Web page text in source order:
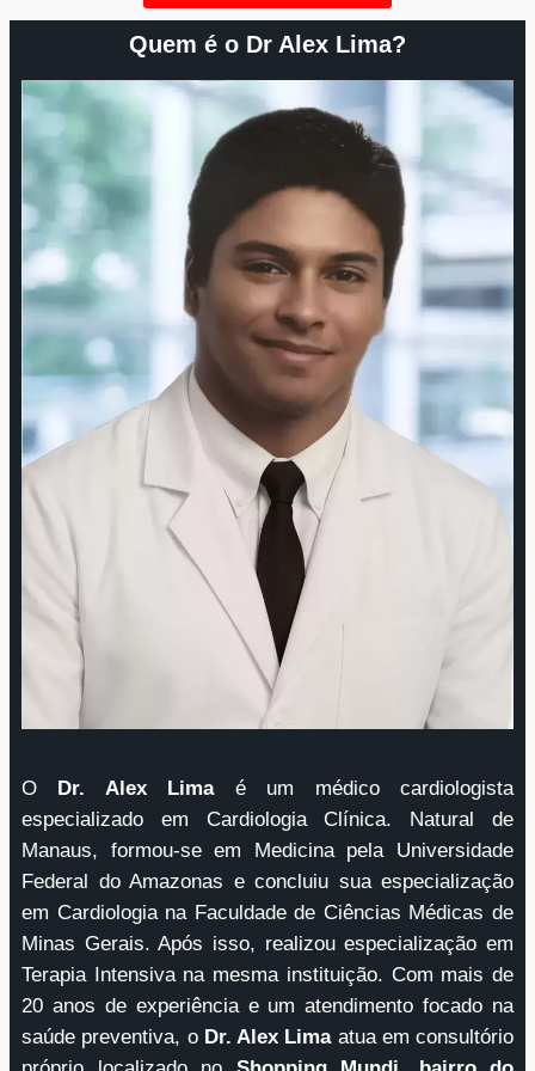
Quem é o Dr Alex Lima?
O Dr. Alex Limaé um médico cardiologista
especializado em Cardiologia Clínica. Natural de
Manaus, formou-se em Medicina pela Universidade
Federal do Amazonas e concluiu sua especialização
em Cardiologia na Faculdade de Ciências Médicas de
Minas Gerais. Após isso, realizou especialização em
Terapia Intensiva na mesma instituição. Com mais de
20 anos de experiência e um atendimento focado na
saúde preventiva, o Dr. Alex Limaatua em consultório